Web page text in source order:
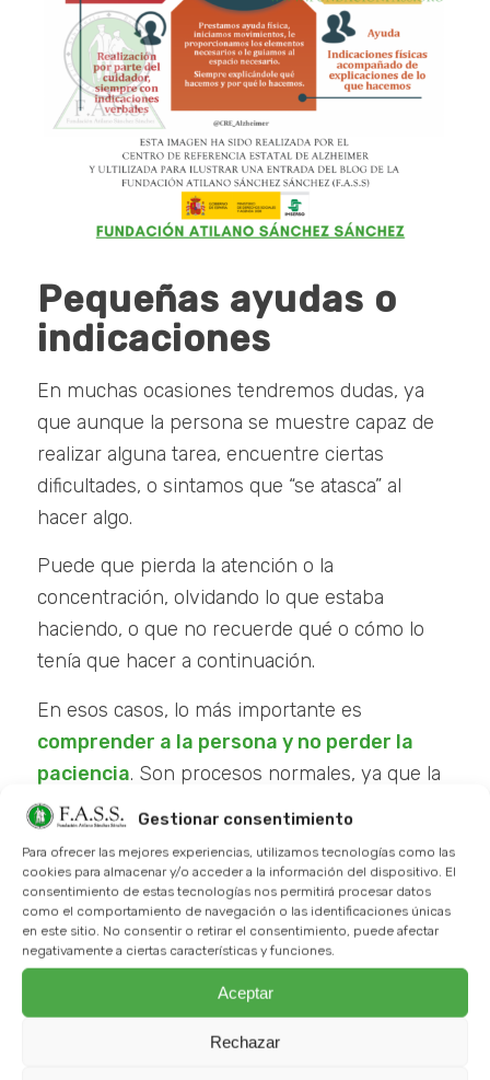
Gestionar consentimiento
Para ofrecer las mejores experiencias, utilizamos tecnologías como las
cookies para almacenar y/o acceder a la información del dispositivo. El
consentimiento de estas tecnologías nos permitirá procesar datos
como el comportamiento de navegación o las identificaciones únicas
en este sitio. No consentir o retirar el consentimiento, puede afectar
negativamente a ciertas características y funciones.
Aceptar
Rechazar
Pequeñas ayudas o
indicaciones
En muchas ocasiones tendremos dudas, ya
que aunque la persona se muestre capaz de
realizar alguna tarea, encuentre ciertas
dificultades, o sintamos que “se atasca” al
hacer algo.
Puede que pierda la atención o la
concentración, olvidando lo que estaba
haciendo, o que no recuerde qué o cómo lo
tenía que hacer a continuación.
En esos casos, lo más importante es
comprender a la persona y no perder la
paciencia. Son procesos normales, ya que la
atención puede estar disminuida, así como la
capacidad para secuenciar las tareas, sobre
todo aquellas que puedan ser complejas o
largas.
Por ello, es necesario simplificárselo al
máximo, y ser conscientes de que aun en
esos momentos no siempre es necesario que
intervengamos activamente. Alguna